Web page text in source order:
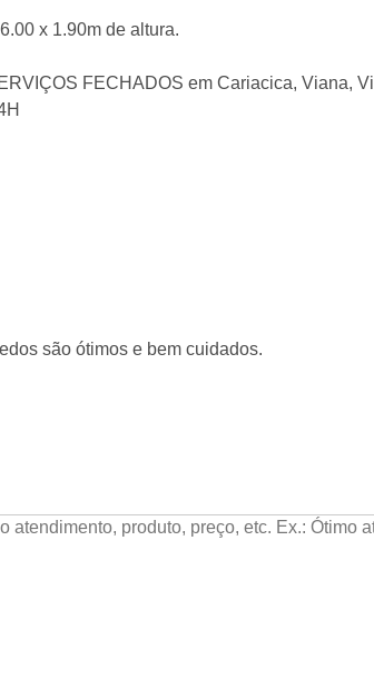
x 1.90m de altura.
FECHADOS em Cariacica, Viana,
são ótimos e bem cuidados.